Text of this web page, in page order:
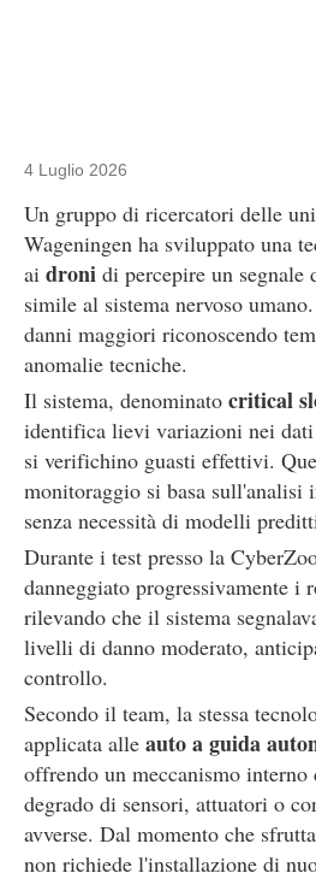
4 Luglio 2026
Un gruppo di ricercatori delle
Wageningen ha sviluppato una
ai droni di percepire un segnale
simile al sistema nervoso
danni maggiori riconoscendo
anomalie tecniche.
Il sistema, denominato critical
identifica lievi variazioni nei
si verifichino guasti effettivi.
monitoraggio si basa sull'analisi
senza necessità di modelli
Durante i test presso la
danneggiato progressivamente i
rilevando che il sistema
livelli di danno moderato,
controllo.
Secondo il team, la stessa
applicata alle auto a guida
offrendo un meccanismo
degrado di sensori, attuatori o
avverse. Dal momento che
non richiede l'installazione di